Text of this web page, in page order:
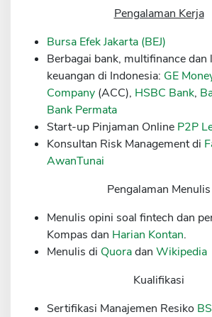
Exchange
Asuransi
Asuransi Jiwa
Asuransi Kesehatan
Asuransi Syariah
Pengalaman Kerja
Bursa Efek Jakarta (BEJ)
Berbagai bank, multifinance dan
keuangan di Indonesia: GE
Company (ACC), HSBC Bank,
Bank Permata
Start-up Pinjaman Online P2P
Konsultan Risk Management di
AwanTunai
Pengalaman Menulis
Menulis opini soal fintech dan
Kompas dan Harian Kontan.
Menulis di QuoradanWikipedia
Kualifikasi
Sertifikasi Manajemen Resiko